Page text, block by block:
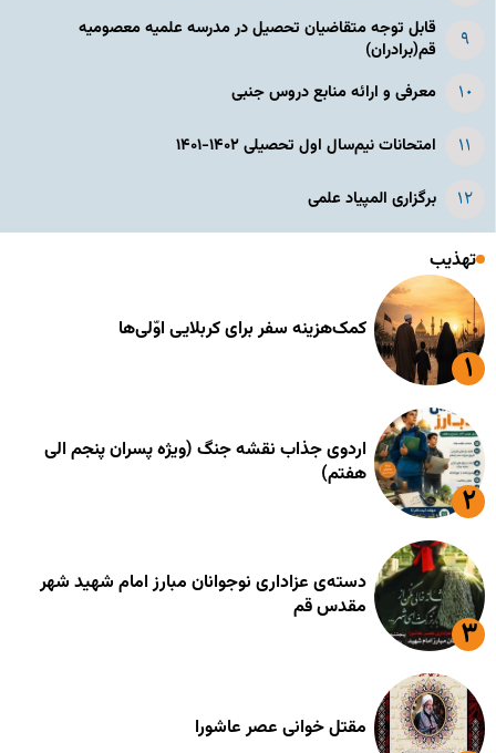
قابل توجه متقاضیان تحصیل در مدرسه علمیه معصومیه
قم(برادران)
معرفی و ارائه منابع دروس جنبی
امتحانات نیم‌سال اول تحصیلی ۱۴۰۲-۱۴۰۱
برگزاری المپیاد علمی
تهذیب
کمک‌هزینه سفر برای کربلایی اوّلی‌ها
اردوی جذاب نقشه جنگ (ویژه پسران پنجم الی
هفتم)
دسته‌ی عزاداری نوجوانان مبارز امام شهید شهر
مقدس قم
مقتل خوانی عصر عاشورا